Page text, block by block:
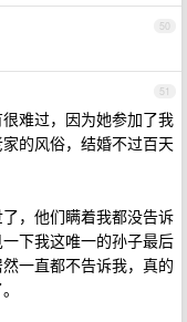
50
51
难过，因为她参加了我
的风俗，结婚不过百天
，他们瞒着我都没告诉
下我这唯一的孙子最后
一直都不告诉我，真的